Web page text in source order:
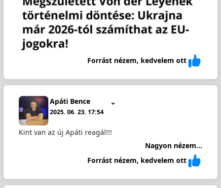
Forrást nézem, kedvelem ott
Apáti Bence
2025. 06. 23. 17:54
Kint van az új Apáti reagál!!!
Nagyon nézem...
Forrást nézem, kedvelem ott